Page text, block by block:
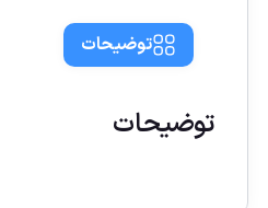
توضیحات
توضیحات